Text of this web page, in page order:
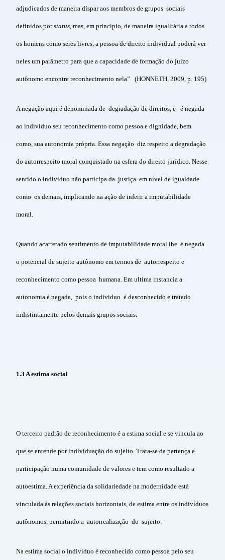
adjudicados de maneira díspar aos membros de grupos sociais
definidos porstatus, mas, em principio, de maneira igualitária a todos
os homens como seres livres, a pessoa de direito individual poderá ver
neles um parâmetro para que a capacidade de formação do juízo
autônomo encontre reconhecimento nela” (HONNETH, 2009, p. 195)
A negação aqui é denominada de degradação de direitos, e é negada
ao individuo seu reconhecimento como pessoa e dignidade, bem
como, sua autonomia própria. Essa negação diz respeito a degradação
do autorrespeito moral conquistado na esfera do direito jurídico. Nesse
sentido o individuo não participa da justiça em nível de igualdade
como os demais, implicando na ação de inferir a imputabilidade
moral.
Quando acarretado sentimento de imputabilidade moral lhe é negada
o potencial de sujeito autônomo em termos de autorrespeito e
reconhecimento como pessoa humana. Em ultima instancia a
autonomia é negada, pois o individuo é desconhecido e tratado
indistintamente pelos demais grupos sociais.
1.3 Aestima social
O terceiro padrão de reconhecimento é a estima social e se vincula ao
que se entende por individuação do sujeito. Trata-se da pertença e
participação numa comunidade de valores e tem como resultado a
autoestima. A experiência da solidariedade na modernidade está
vinculada às relações sociais horizontais, de estima entre os indivíduos
autônomos, permitindo a autorrealização do sujeito.
Na estima social o individuo é reconhecido como pessoa pelo seu